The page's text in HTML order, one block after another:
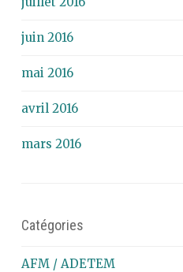
juin 2016
mai 2016
avril 2016
mars 2016
Catégories
AFM / ADETEM